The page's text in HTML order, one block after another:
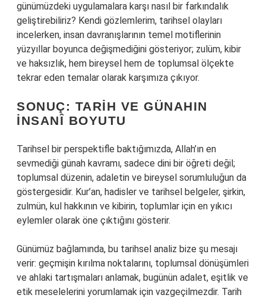
günümüzdeki uygulamalara karşı nasıl bir farkındalık
geliştirebiliriz? Kendi gözlemlerim, tarihsel olayları
incelerken, insan davranışlarının temel motiflerinin
yüzyıllar boyunca değişmediğini gösteriyor; zulüm, kibir
ve haksızlık, hem bireysel hem de toplumsal ölçekte
tekrar eden temalar olarak karşımıza çıkıyor.
SONUÇ: TARIH VE GÜNAHIN
İNSANÎ BOYUTU
Tarihsel bir perspektifle baktığımızda, Allah’ın en
sevmediği günah kavramı, sadece dini bir öğreti değil;
toplumsal düzenin, adaletin ve bireysel sorumluluğun da
göstergesidir. Kur’an, hadisler ve tarihsel belgeler, şirkin,
zulmün, kul hakkının ve kibirin, toplumlar için en yıkıcı
eylemler olarak öne çıktığını gösterir.
Günümüz bağlamında, bu tarihsel analiz bize şu mesajı
verir: geçmişin kırılma noktalarını, toplumsal dönüşümleri
ve ahlaki tartışmaları anlamak, bugünün adalet, eşitlik ve
etik meselelerini yorumlamak için vazgeçilmezdir. Tarih